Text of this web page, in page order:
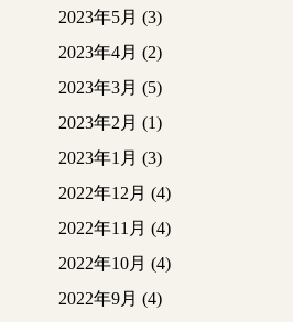
2023年5月 (3)
2023年4月 (2)
2023年3月 (5)
2023年2月 (1)
2023年1月 (3)
2022年12月 (4)
2022年11月 (4)
2022年10月 (4)
2022年9月 (4)